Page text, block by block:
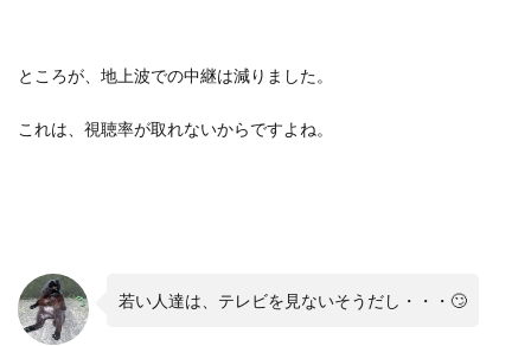
ところが、地上波での中継は減りました。
これは、視聴率が取れないからですよね。
若い人達は、テレビを見ないそうだし・・・🙄